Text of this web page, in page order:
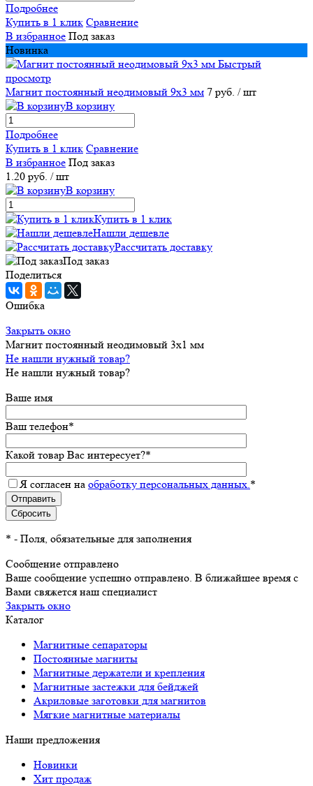
Подробнее
Купить в 1 клик Сравнение
В избранное Под заказ
Новинка
Быстрый
просмотр
Магнит постоянный неодимовый 9х3 мм 7 руб. / шт
В корзину
Подробнее
Купить в 1 клик Сравнение
В избранное Под заказ
1.20 руб. / шт
В корзину
Купить в 1 клик
Нашли дешевле
Рассчитать доставку
Под заказ
Поделиться
Ошибка
Закрыть окно
Магнит постоянный неодимовый 3х1 мм
Не нашли нужный товар?
Не нашли нужный товар?
Ваше имя
Ваш телефон*
Какой товар Вас интересует?*
Я согласен на обработку персональных данных. *
* - Поля, обязательные для заполнения
Сообщение отправлено
Ваше сообщение успешно отправлено. В ближайшее время с
Вами свяжется наш специалист
Закрыть окно
Каталог
Магнитные сепараторы
Постоянные магниты
Магнитные держатели и крепления
Магнитные застежки для бейджей
Акриловые заготовки для магнитов
Мягкие магнитные материалы
Наши предложения
Новинки
Хит продаж